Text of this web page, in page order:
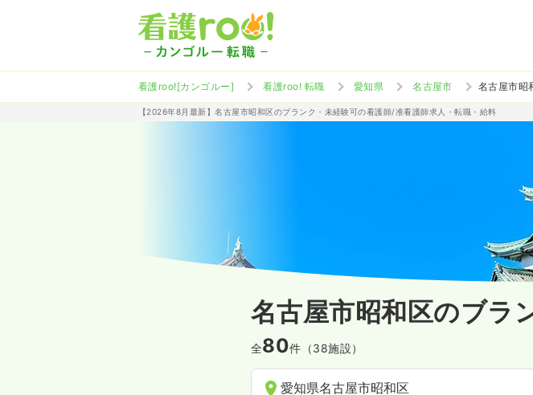
看護roo![カンゴルー] 看護roo! 転職 愛知県 名古屋市 名古屋市昭
【2026年8月最新】名古屋市昭和区のブランク・未経験可の看護師/准看護師求人・転職・給料
名古屋市昭和区のブラ
全80件（38施設）
愛知県名古屋市昭和区